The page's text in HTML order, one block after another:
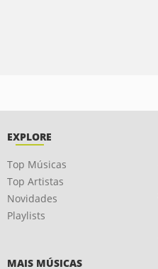
EXPLORE
Top Músicas
Top Artistas
Novidades
Playlists
MAIS MÚSICAS